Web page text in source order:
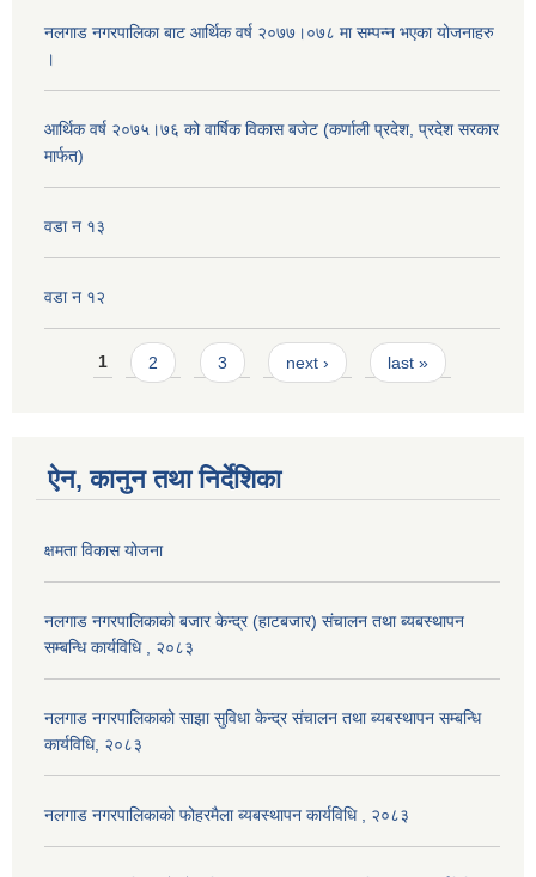
नलगाड नगरपालिका बाट आर्थिक वर्ष २०७७।०७८ मा सम्पन्न भएका योजनाहरु
।
आर्थिक वर्ष २०७५।७६ को वार्षिक विकास बजेट (कर्णाली प्रदेश, प्रदेश सरकार
मार्फत)
वडा न १३
वडा न १२
Pages
1 2 3 next › last »
ऐन, कानुन तथा निर्देशिका
क्षमता विकास योजना
नलगाड नगरपालिकाको बजार केन्द्र (हाटबजार) संचालन तथा ब्यबस्थापन
सम्बन्धि कार्यविधि , २०८३
नलगाड नगरपालिकाको साझा सुविधा केन्द्र संचालन तथा ब्यबस्थापन सम्बन्धि
कार्यविधि, २०८३
नलगाड नगरपालिकाको फोहरमैला ब्यबस्थापन कार्यविधि , २०८३